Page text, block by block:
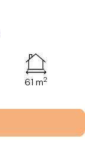
61 m2